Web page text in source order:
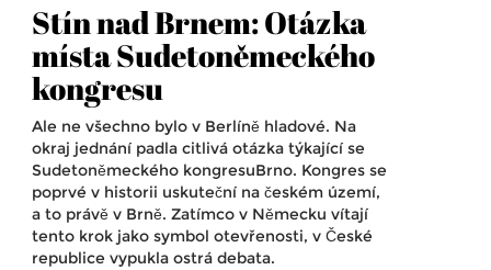
Stín nad Brnem: Otázka
místa Sudetoněmeckého
kongresu
Ale ne všechno bylo v Berlíně hladové. Na
okraj jednání padla citlivá otázka týkající se
Sudetoněmeckého kongresuBrno. Kongres se
poprvé v historii uskuteční na českém území,
a to právě v Brně. Zatímco v Německu vítají
tento krok jako symbol otevřenosti, v České
republice vypukla ostrá debata.